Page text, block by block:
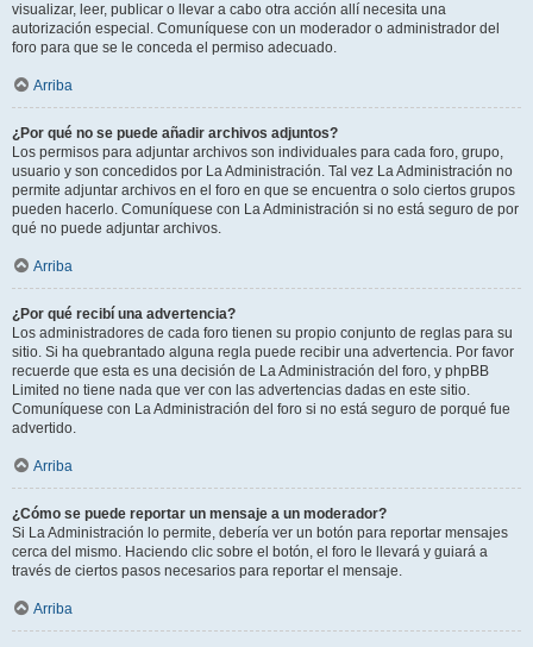
visualizar, leer, publicar o llevar a cabo otra acción allí necesita una
autorización especial. Comuníquese con un moderador o administrador del
foro para que se le conceda el permiso adecuado.
Arriba
¿Por qué no se puede añadir archivos adjuntos?
Los permisos para adjuntar archivos son individuales para cada foro, grupo,
usuario y son concedidos por La Administración. Tal vez La Administración no
permite adjuntar archivos en el foro en que se encuentra o solo ciertos grupos
pueden hacerlo. Comuníquese con La Administración si no está seguro de por
qué no puede adjuntar archivos.
Arriba
¿Por qué recibí una advertencia?
Los administradores de cada foro tienen su propio conjunto de reglas para su
sitio. Si ha quebrantado alguna regla puede recibir una advertencia. Por favor
recuerde que esta es una decisión de La Administración del foro, y phpBB
Limited no tiene nada que ver con las advertencias dadas en este sitio.
Comuníquese con La Administración del foro si no está seguro de porqué fue
advertido.
Arriba
¿Cómo se puede reportar un mensaje a un moderador?
Si La Administración lo permite, debería ver un botón para reportar mensajes
cerca del mismo. Haciendo clic sobre el botón, el foro le llevará y guiará a
través de ciertos pasos necesarios para reportar el mensaje.
Arriba